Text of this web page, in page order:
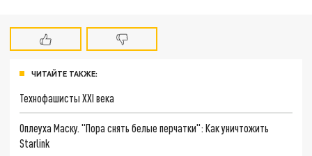
ЧИТАЙТЕ ТАКЖЕ:
Технофашисты XXI века
Оплеуха Маску. "Пора снять белые перчатки": Как уничтожить
Starlink